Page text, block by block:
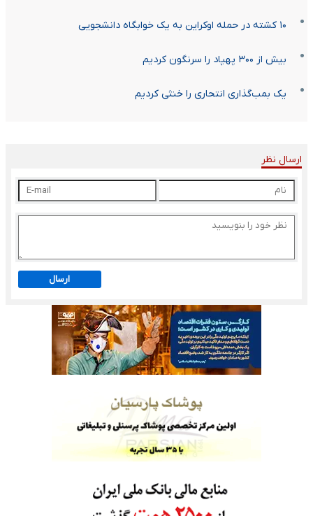
۱۰ کشته در حمله اوکراین به یک خوابگاه دانشجویی
بیش از ۳۰۰ پهپاد را سرنگون کردیم
یک بمب‌گذاری انتحاری را خنثی کردیم
ارسال نظر
ارسال